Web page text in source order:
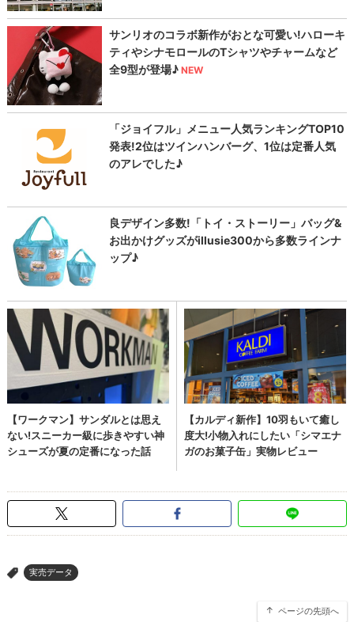
> 実売データ
ページの先頭へ